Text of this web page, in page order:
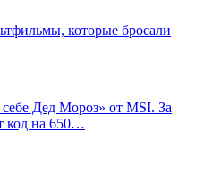
которые бросали
Дед Мороз» от MSI. За
код на 650…